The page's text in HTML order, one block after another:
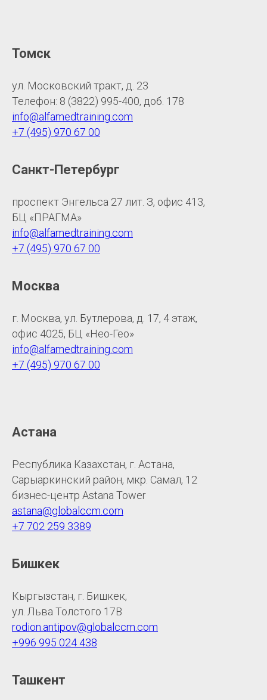
Томск
ул. Московский тракт, д. 23
Телефон: 8 (3822) 995-400, доб. 178
info@alfamedtraining.com
+7 (495) 970 67 00
Санкт-Петербург
проспект Энгельса 27 лит. З, офис 413,
БЦ «ПРАГМА»
info@alfamedtraining.com
+7 (495) 970 67 00
Москва
г. Москва, ул. Бутлерова, д. 17, 4 этаж,
офис 4025, БЦ «Нео-Гео»
info@alfamedtraining.com
+7 (495) 970 67 00
Астана
Республика Казахстан, г. Астана,
Сарыаркинский район, мкр. Самал, 12
бизнес-центр Astana Tower
astana@globalccm.com
+7 702 259 3389
Бишкек
Кыргызстан, г. Бишкек,
ул. Льва Толстого 17В
rodion.antipov@globalccm.com
+996 995 024 438
Ташкент